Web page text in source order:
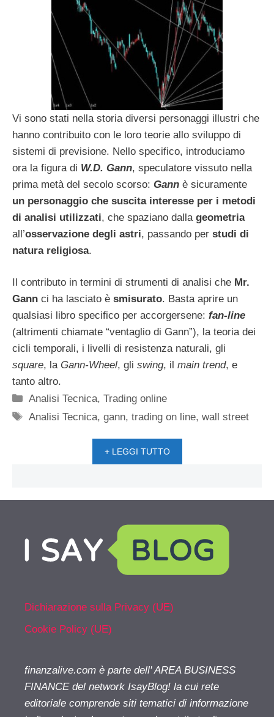
Vi sono stati nella storia diversi personaggi illustri che
hanno contribuito con le loro teorie allo sviluppo di
sistemi di previsione. Nello specifico, introduciamo
ora la figura di W.D. Gann, speculatore vissuto nella
prima metà del secolo scorso: Gann è sicuramente
un personaggio che suscita interesse per i metodi
di analisi utilizzati, che spaziano dalla geometria
all’osservazione degli astri, passando per studi di
natura religiosa.
Il contributo in termini di strumenti di analisi che Mr.
Gann ci ha lasciato è smisurato. Basta aprire un
qualsiasi libro specifico per accorgersene: fan-line
(altrimenti chiamate “ventaglio di Gann”), la teoria dei
cicli temporali, i livelli di resistenza naturali, gli
square, la Gann-Wheel, gli swing, il main trend, e
tanto altro.
Categorie
Analisi Tecnica,Trading online
Tag
Analisi Tecnica,gann,trading on line,wall street
+ LEGGI TUTTO
Dichiarazione sulla Privacy (UE)
Cookie Policy (UE)
finanzalive.com è parte dell' AREA BUSINESS
FINANCE del network IsayBlog! la cui rete
editoriale comprende siti tematici di informazione